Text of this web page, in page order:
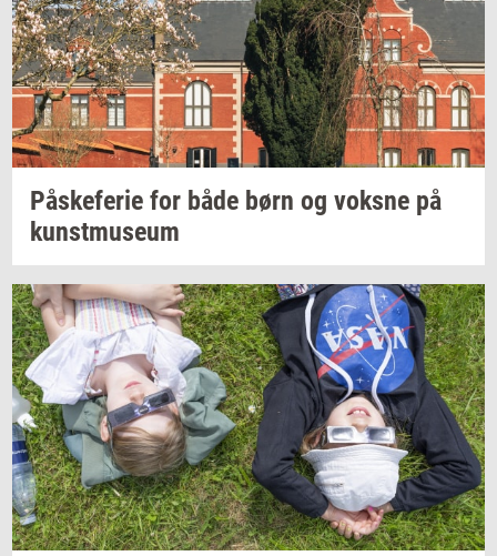
På­ske­fe­rie for både børn og voks­ne på
kunst­mu­se­um